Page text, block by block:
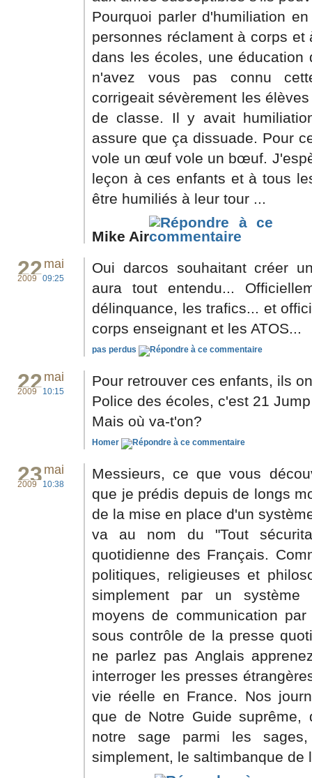
Pourquoi parler d'humiliation
personnes réclament à corps
dans les écoles, une éducation
n'avez vous pas connu
corrigeait sévèrement les
de classe. Il y avait
assure que ça dissuade. Pour
vole un œuf vole un bœuf.
leçon à ces enfants et à tous
être humiliés à leur tour ...
Mike Air
22 mai
2009 09:25
Oui darcos souhaitant créer
aura tout entendu...
délinquance, les trafics... et
corps enseignant et les ATOS...
pas perdus
22 mai
2009 10:15
Pour retrouver ces enfants, ils
Police des écoles, c'est 21
Mais où va-t'on?
Homer
23 mai
2009 10:38
Messieurs, ce que vous
que je prédis depuis de longs
de la mise en place d'un
va au nom du "Tout
quotidienne des Français.
politiques, religieuses et
simplement par un
moyens de communication
sous contrôle de la presse
ne parlez pas Anglais
interroger les presses
vie réelle en France. Nos
que de Notre Guide suprême,
notre sage parmi les
simplement, le saltimbanque de